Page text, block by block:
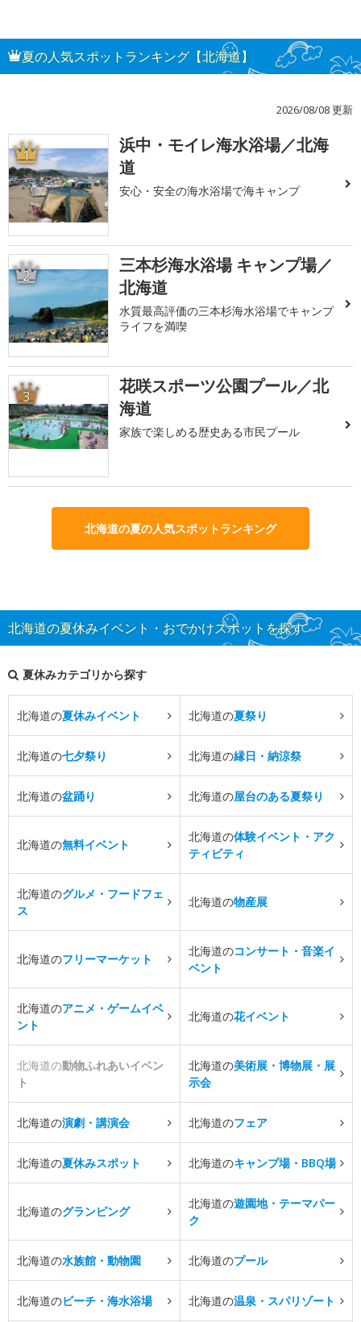
夏の人気スポットランキング【北海道】
2026/08/08 更新
1
浜中・モイレ海水浴場／北海
道
安心・安全の海水浴場で海キャンプ
2
三本杉海水浴場 キャンプ場／
北海道
水質最高評価の三本杉海水浴場でキャンプ
ライフを満喫
3
花咲スポーツ公園プール／北
海道
家族で楽しめる歴史ある市民プール
北海道の夏の人気スポットランキング
北海道の夏休みイベント・おでかけスポットを探す
夏休みカテゴリから探す
北海道の夏休みイベント 北海道の夏祭り
北海道の七夕祭り 北海道の縁日・納涼祭
北海道の盆踊り 北海道の屋台のある夏祭り
北海道の無料イベント
北海道の体験イベント・アク
ティビティ
北海道のグルメ・フードフェ
ス
北海道の物産展
北海道のフリーマーケット
北海道のコンサート・音楽イ
ベント
北海道のアニメ・ゲームイベ
ント
北海道の花イベント
北海道の動物ふれあいイベン
ト
北海道の美術展・博物展・展
示会
北海道の演劇・講演会 北海道のフェア
北海道の夏休みスポット 北海道のキャンプ場・BBQ場
北海道のグランピング
北海道の遊園地・テーマパー
ク
北海道の水族館・動物園 北海道のプール
北海道のビーチ・海水浴場 北海道の温泉・スパリゾート